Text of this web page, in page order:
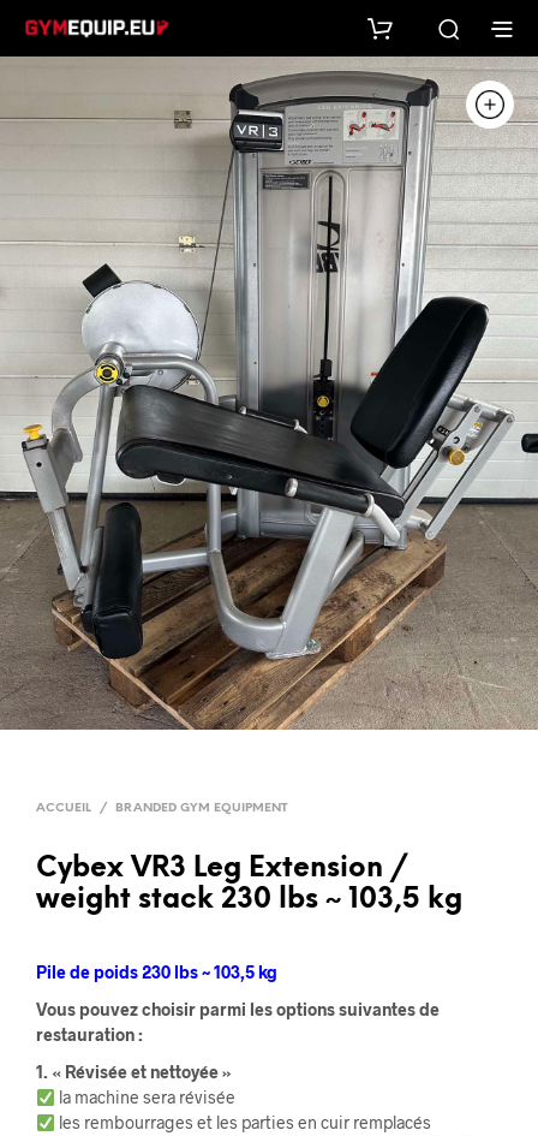
ACCUEIL / BRANDED GYM EQUIPMENT
Cybex VR3 Leg Extension /
weight stack 230 lbs ~ 103,5 kg
Pile de poids 230 lbs ~ 103,5 kg
Vous pouvez choisir parmi les options suivantes de
restauration :
1. « Révisée et nettoyée »
la machine sera révisée
les rembourrages et les parties en cuir remplacés